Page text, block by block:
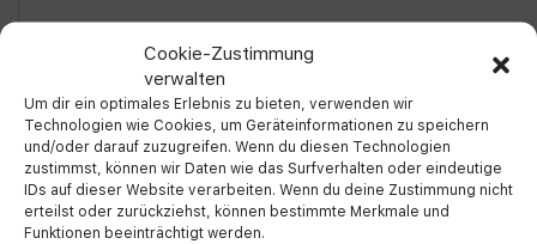
Cookie-Zustimmung
verwalten
Um dir ein optimales Erlebnis zu bieten, verwenden wir
Technologien wie Cookies, um Geräteinformationen zu speichern
und/oder darauf zuzugreifen. Wenn du diesen Technologien
zustimmst, können wir Daten wie das Surfverhalten oder eindeutige
IDs auf dieser Website verarbeiten. Wenn du deine Zustimmung nicht
erteilst oder zurückziehst, können bestimmte Merkmale und
Funktionen beeinträchtigt werden.
Vereinskollektion